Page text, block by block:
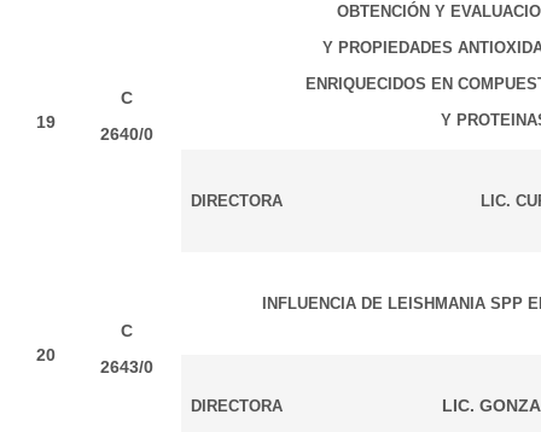
19
C
2640/0
OBTENCIÓN Y
Y PROPIEDADES
ENRIQUECIDOS EN
Y
DIRECTORA LIC.
20
C
2643/0
INFLUENCIA DE LEISHMANIA SPP
DIRECTORA LIC.